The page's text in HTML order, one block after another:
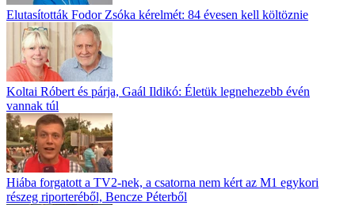
Elutasították Fodor Zsóka kérelmét: 84 évesen kell költöznie
Koltai Róbert és párja, Gaál Ildikó: Életük legnehezebb évén
vannak túl
Hiába forgatott a TV2-nek, a csatorna nem kért az M1 egykori
részeg riporteréből, Bencze Péterből